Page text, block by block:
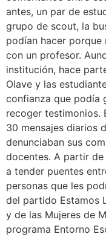
antes, un par de
grupo de scout, la
podían hacer porque
con un profesor.
institución, hace
Olave y las
confianza que podía
recoger testimonios.
30 mensajes diarios
denunciaban sus
docentes. A partir de
a tender puentes
personas que les
del partido Estamos
y de las Mujeres de
programa Entorno